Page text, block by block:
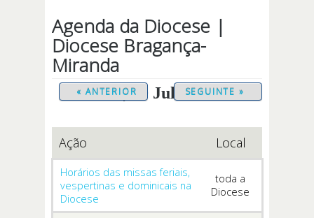
Agenda da Diocese |
Diocese Bragança-
Miranda
Sexta, 10 Julho 2026
« ANTERIOR SEGUINTE »
Ação Local
Horários das missas feriais,
vespertinas e dominicais na
Diocese
toda a
Diocese